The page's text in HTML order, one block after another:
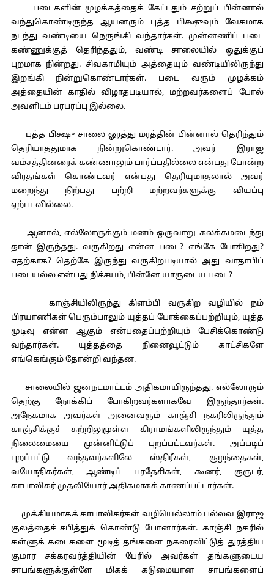
படைகளின் முழக்கத்தைக் கேட்டதும் சற்றுப் பின்னால்
வந்துகொண்டிருந்த ஆயனரும் புத்த பிக்ஷுவும் வேகமாக
நடந்து வண்டியை நெருங்கி வந்தார்கள். முன்னணிப் படை
கண்ணுக்குத் தெரிந்ததும், வண்டி சாலையில் ஒதுக்குப்
புறமாக நின்றது. சிவகாமியும் அத்தையும் வண்டியிலிருந்து
இறங்கி நின்றுகொண்டார்கள். படை வரும் முழக்கம்
அத்தையின் காதில் விழாதபடியால், மற்றவர்களைப் போல்
அவளிடம் பரபரப்பு இல்லை.
புத்த பிக்ஷு சாலை ஓரத்து மரத்தின் பின்னால் தெரிந்தும்
தெரியாததுமாக நின்றுகொண்டார். அவர் இராஜ
வம்சத்தினரைக் கண்ணாலும் பார்ப்பதில்லை என்பது போன்ற
விரதங்கள் கொண்டவர் என்பது தெரியுமாதலால் அவர்
மறைந்து நிற்பது பற்றி மற்றவர்களுக்கு வியப்பு
ஏற்படவில்லை.
ஆனால், எல்லோருக்கும் மனம் ஒருவாறு கலக்கமடைந்து
தான் இருந்தது. வருகிறது என்ன படை? எங்கே போகிறது?
எதற்காக? தெற்கே இருந்து வருகிறபடியால் அது வாதாபிப்
படையல்ல என்பது நிச்சயம், பின்னே யாருடைய படை?
காஞ்சியிலிருந்து கிளம்பி வருகிற வழியில் நம்
பிரயாணிகள் பெரும்பாலும் யுத்தப் போக்கைப்பற்றியும், யுத்த
முடிவு என்ன ஆகும் என்பதைப்பற்றியும் பேசிக்கொண்டு
வந்தார்கள். யுத்தத்தை நினைவூட்டும் காட்சிகளே
எங்கெங்கும் தோன்றி வந்தன.
சாலையில் ஜனநடமாட்டம் அதிகமாயிருந்தது. எல்லோரும்
தெற்கு நோக்கிப் போகிறவர்களாகவே இருந்தார்கள்.
அநேகமாக அவர்கள் அனைவரும் காஞ்சி நகரிலிருந்தும்
காஞ்சிக்குச் சுற்றிலுமுள்ள கிராமங்களிலிருந்தும் யுத்த
நிலைமையை முன்னிட்டுப் புறப்பட்டவர்கள். அப்படிப்
புறப்பட்டு வந்தவர்களிலே ஸ்திரீகள், குழந்தைகள்,
வயோதிகர்கள், ஆண்டிப் பரதேசிகள், கூனர், குருடர்,
காபாலிகர் முதலியோர் அதிகமாகக் காணப்பட்டார்கள்.
முக்கியமாகக் காபாலிகர்கள் வழியெல்லாம் பல்லவ இராஜ
குலத்தைச் சபித்துக் கொண்டு போனார்கள். காஞ்சி நகரில்
கள்ளுக் கடைகளை மூடித் தங்களை நகரைவிட்டுத் துரத்திய
குமார சக்கரவர்த்தியின் பேரில் அவர்கள் தங்களுடைய
சாபங்களுக்குள்ளே மிகக் கடுமையான சாபங்களைப்